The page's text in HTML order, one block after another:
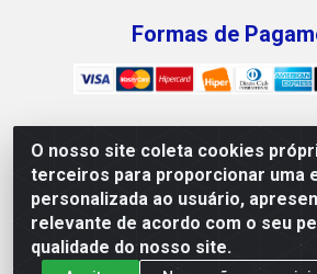
O nosso site coleta cookies
terceiros para proporcionar uma
personalizada ao usuário,
relevante de acordo com o seu
qualidade do nosso site.
Formas de
Mix Alimentos LTDA - Quadra Asr Ne 55
02, S/N - Plano Diretor Norte, Palmas/
CNPJ 05.922.500/0001-